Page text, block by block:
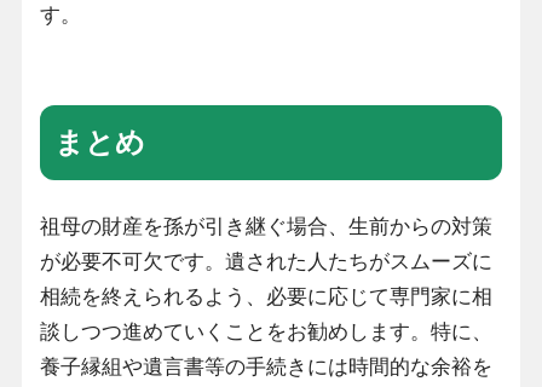
す。
まとめ
祖母の財産を孫が引き継ぐ場合、生前からの対策
が必要不可欠です。遺された人たちがスムーズに
相続を終えられるよう、必要に応じて専門家に相
談しつつ進めていくことをお勧めします。特に、
養子縁組や遺言書等の手続きには時間的な余裕を